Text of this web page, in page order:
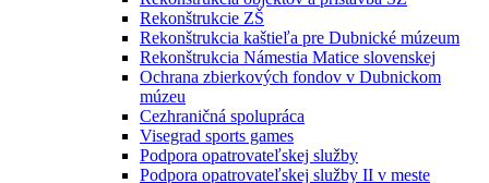
Rekonštrukcie ZŠ
Rekonštrukcia kaštieľa pre Dubnické múzeum
Rekonštrukcia Námestia Matice slovenskej
Ochrana zbierkových fondov v Dubnickom
múzeu
Cezhraničná spolupráca
Visegrad sports games
Podpora opatrovateľskej služby
Podpora opatrovateľskej služby II v meste